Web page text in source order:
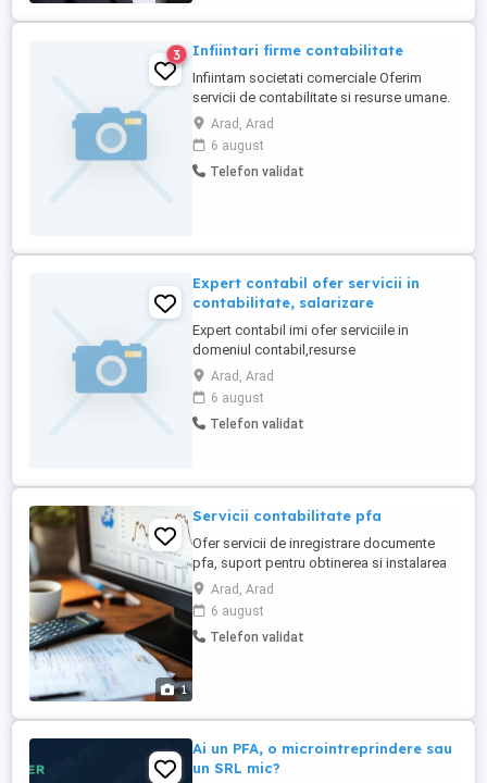
3 Infiintari firme contabilitate
Infiintam societati comerciale Oferim
servicii de contabilitate si resurse umane.
Contabilitate: inregistrari facturi, registru
de casa -incasari si plati, extrase,
intocmire si depunere declaratii,etc,
Resurse umane: intocmire contracte de
Arad, Arad
6 august
Telefon validat
Expert contabil ofer servicii in
contabilitate, salarizare
Expert contabil imi ofer serviciile in
domeniul contabil,resurse
umane,salarizare .Telefon
Arad, Arad
6 august
Telefon validat
1
Servicii contabilitate pfa
Ofer servicii de inregistrare documente
pfa, suport pentru obtinerea si instalarea
semnaturii electronice + inregistrarea in
SPV si intocmirea declaratiei unice
Arad, Arad
6 august
Telefon validat
Ai un PFA, o microintreprindere sau
un SRL mic?